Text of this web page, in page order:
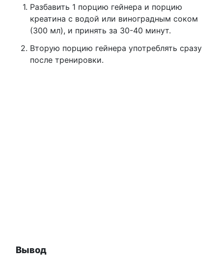
Разбавить 1 порцию гейнера и порцию
креатина с водой или виноградным соком
(300 мл), и принять за 30-40 минут.
Вторую порцию гейнера употреблять сразу
после тренировки.
Вывод